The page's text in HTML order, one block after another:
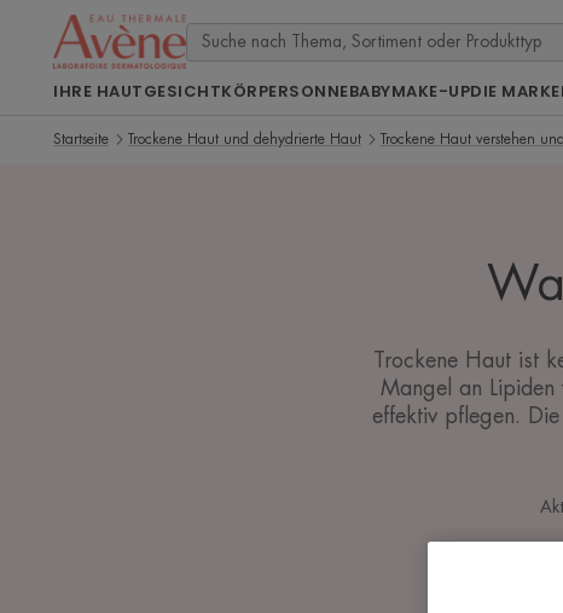
IHRE HAUTGESICHTKÖRPERSONNEBABYMAKE-UPDIE MARKE
Startseite Trockene Haut und dehydrierte Haut Trockene Haut verstehen
Trockene Haut ist
Mangel an Lipiden
effektiv pflegen.